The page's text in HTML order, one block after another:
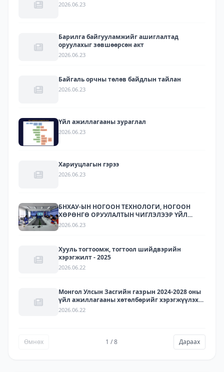
2026.06.23
Барилга байгууламжийг ашиглалтад
оруулахыг зөвшөөрсөн акт
2026.06.23
Байгаль орчны төлөв байдлын тайлан
2026.06.23
Үйл ажиллагааны зураглал
2026.06.23
Хариуцлагын гэрээ
2026.06.23
БНХАУ-ЫН НОГООН ТЕХНОЛОГИ, НОГООН
ХӨРӨНГӨ ОРУУЛАЛТЫН ЧИГЛЭЛЭЭР ҮЙЛ
АЖИЛЛАГАА ЯВУУЛДАГ ЛАРИТЕК ХХК-ЫН
2026.06.23
Хууль тогтоомж, тогтоол шийдвэрийн
хэрэгжилт - 2025
2026.06.22
Монгол Улсын Засгийн газрын 2024-2028 оны
үйл ажиллагааны хөтөлбөрийг хэрэгжүүлэх
арга хэмжээний төлөвлөгөөний хэрэгжилт -
2026.06.22
Өмнөх 1 / 8 Дараах